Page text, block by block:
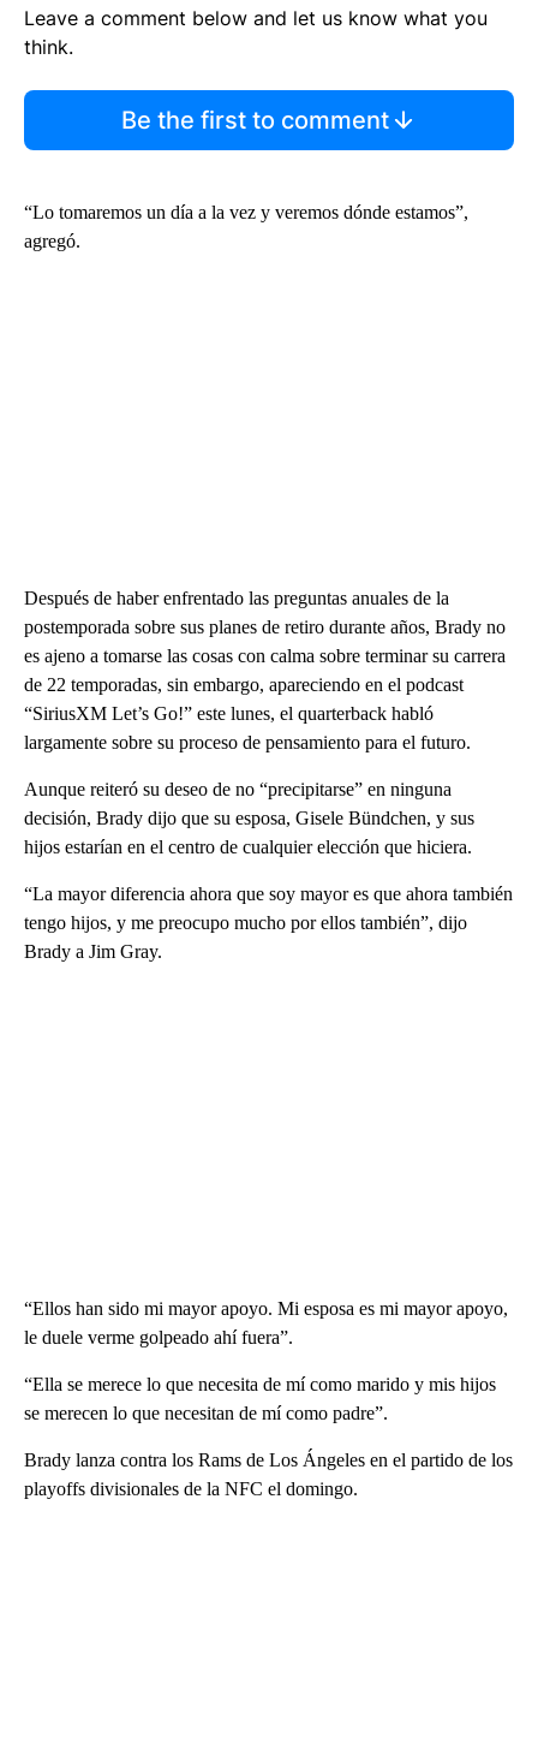
Leave a comment below and let us know what you
think.
Be the first to comment
“Lo tomaremos un día a la vez y veremos dónde estamos”,
agregó.
Después de haber enfrentado las preguntas anuales de la
postemporada sobre sus planes de retiro durante años, Brady no
es ajeno a tomarse las cosas con calma sobre terminar su carrera
de 22 temporadas, sin embargo, apareciendo en el podcast
“SiriusXM Let’s Go!” este lunes, el quarterback habló
largamente sobre su proceso de pensamiento para el futuro.
Aunque reiteró su deseo de no “precipitarse” en ninguna
decisión, Brady dijo que su esposa, Gisele Bündchen, y sus
hijos estarían en el centro de cualquier elección que hiciera.
“La mayor diferencia ahora que soy mayor es que ahora también
tengo hijos, y me preocupo mucho por ellos también”, dijo
Brady a Jim Gray.
“Ellos han sido mi mayor apoyo. Mi esposa es mi mayor apoyo,
le duele verme golpeado ahí fuera”.
“Ella se merece lo que necesita de mí como marido y mis hijos
se merecen lo que necesitan de mí como padre”.
Brady lanza contra los Rams de Los Ángeles en el partido de los
playoffs divisionales de la NFC el domingo.